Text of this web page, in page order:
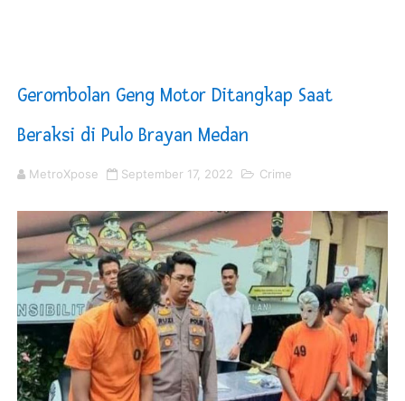
DPRD Madina Setujui Ranperda Pertanggungjawaban
Kurve Kecamatan Medan Tembung Antisipasi Banjir
Optimalkan Efisiensi Anggaran, Bupati Taput JTP
Gerombolan Geng Motor Ditangkap Saat
Beraksi di Pulo Brayan Medan
MetroXpose September 17, 2022 Crime